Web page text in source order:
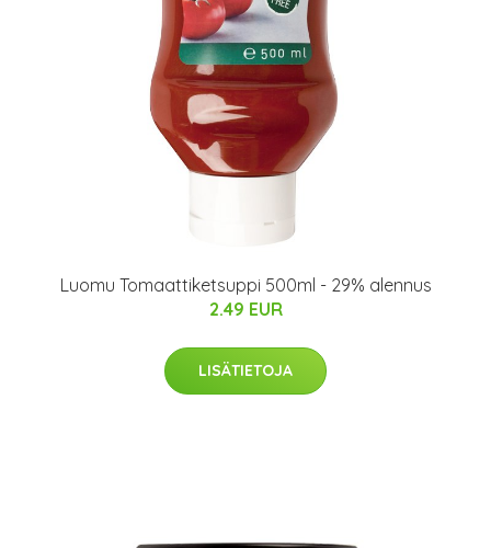
Luomu Tomaattiketsuppi 500ml - 29% alennus
2.49 EUR
LISÄTIETOJA